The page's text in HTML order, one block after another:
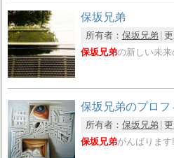
保坂兄弟
所有者： 保坂兄弟 更
保坂兄弟の新しい未
保坂兄弟のプロフ
所有者： 保坂兄弟 更
保坂兄弟がんばります!